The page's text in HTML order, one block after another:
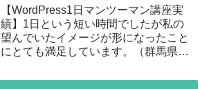
【WordPress1日マンツーマン講座実
績】1日という短い時間でしたが私の
望んでいたイメージが形になったこと
にとても満足しています。（群馬県高